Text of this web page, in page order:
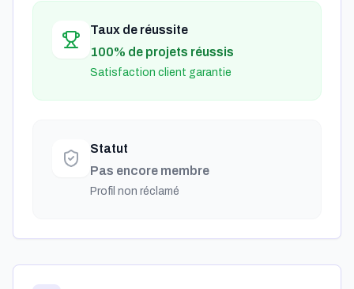
Taux de réussite
100% de projets réussis
Satisfaction client garantie
Statut
Pas encore membre
Profil non réclamé